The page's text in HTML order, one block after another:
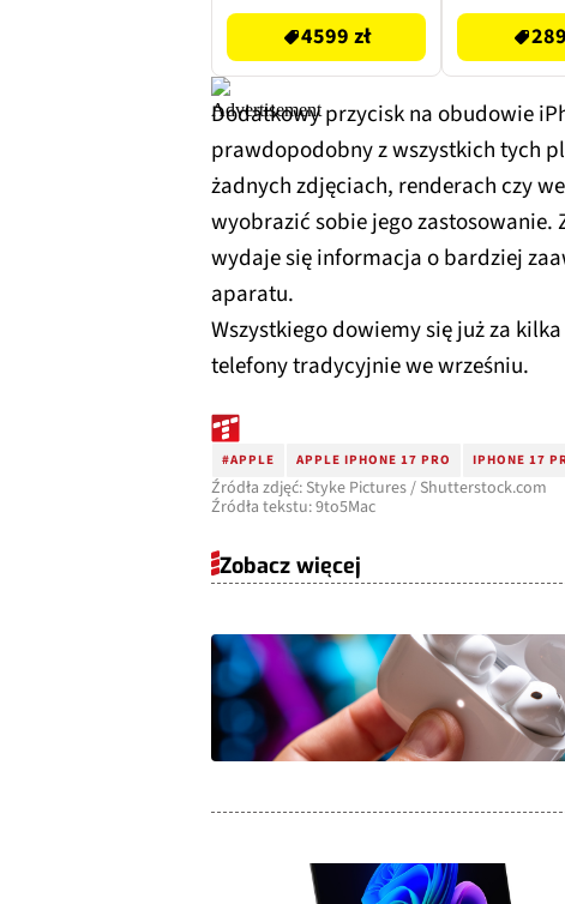
4599 zł
Dodatkowy przycisk na obudowie
prawdopodobny z wszystkich tych
żadnych zdjęciach, renderach czy
wyobrazić sobie jego
wydaje się informacja o bardziej
aparatu.
Wszystkiego dowiemy się już za
telefony tradycyjnie we wrześniu.
#APPLE APPLE IPHONE 17 PRO IPHONE 17
Źródła zdjęć: Styke Pictures / Shutterstock.com
Źródła tekstu: 9to5Mac
Zobacz więcej